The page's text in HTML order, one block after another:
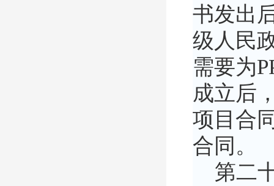
书发出
级人民
需要为
成立后
项目合
合同。
第二